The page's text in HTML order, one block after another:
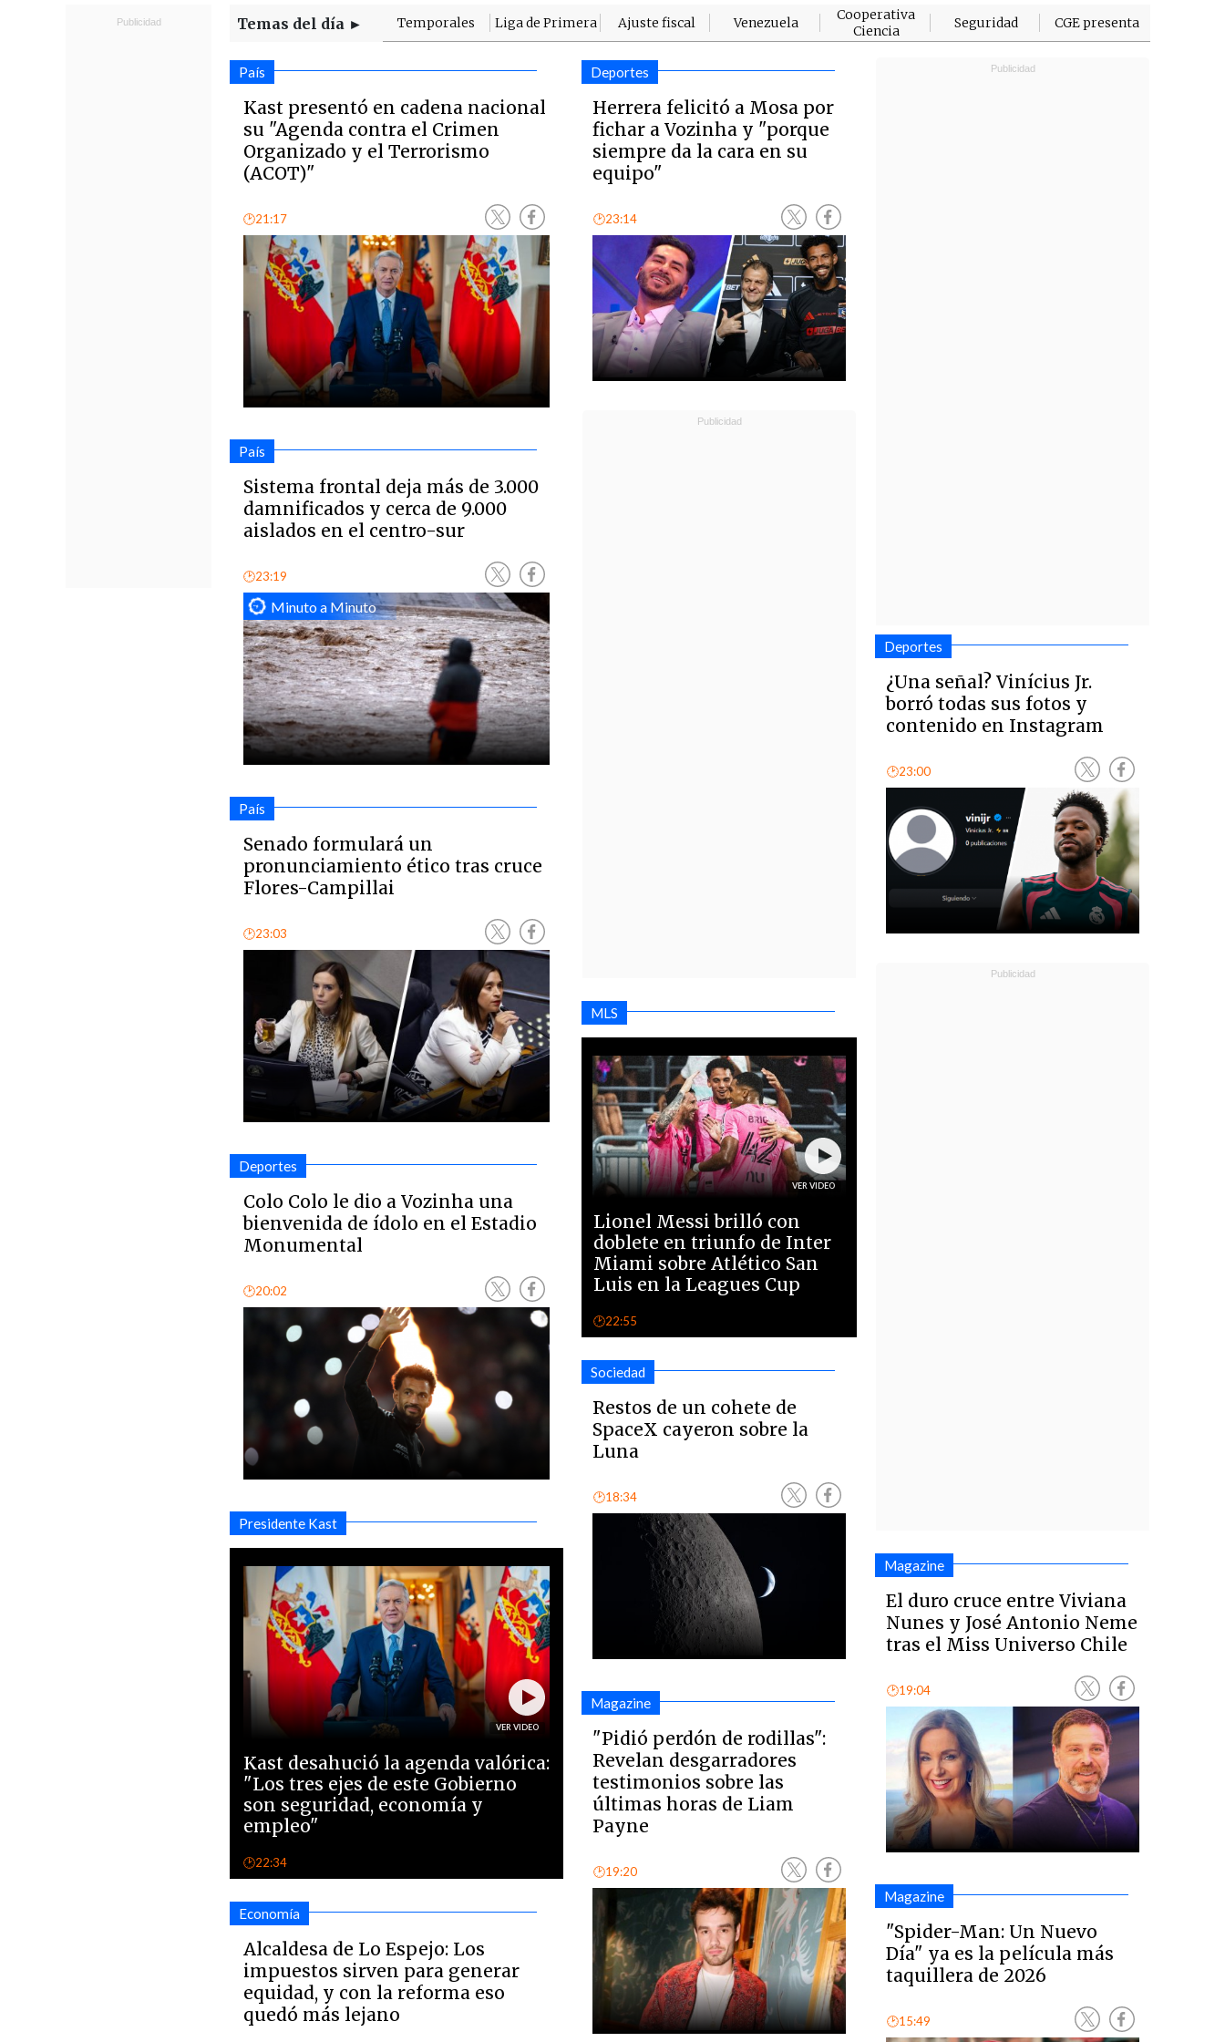
Temas del día ► Temporales Liga de Primera Ajuste fiscal Venezuela
Cooperativa
Ciencia
Seguridad CGE presenta
País
Kast presentó en cadena nacional
su "Agenda contra el Crimen
Organizado y el Terrorismo
(ACOT)"
🕑21:17
País
Sistema frontal deja más de 3.000
damnificados y cerca de 9.000
aislados en el centro-sur
🕑23:19
Minuto a Minuto
País
Senado formulará un
pronunciamiento ético tras cruce
Flores-Campillai
🕑23:03
Deportes
Colo Colo le dio a Vozinha una
bienvenida de ídolo en el Estadio
Monumental
🕑20:02
Presidente Kast
Kast desahució la agenda valórica:
"Los tres ejes de este Gobierno
son seguridad, economía y
empleo"
🕑22:34
Economía
Alcaldesa de Lo Espejo: Los
impuestos sirven para generar
equidad, y con la reforma eso
quedó más lejano
Deportes
Herrera felicitó a Mosa por
fichar a Vozinha y "porque
siempre da la cara en su
equipo"
🕑23:14
MLS
Lionel Messi brilló con
doblete en triunfo de Inter
Miami sobre Atlético San
Luis en la Leagues Cup
🕑22:55
Sociedad
Restos de un cohete de
SpaceX cayeron sobre la
Luna
🕑18:34
Magazine
"Pidió perdón de rodillas":
Revelan desgarradores
testimonios sobre las
últimas horas de Liam
Payne
🕑19:20
Deportes
¿Una señal? Vinícius Jr.
borró todas sus fotos y
contenido en Instagram
🕑23:00
Magazine
El duro cruce entre Viviana
Nunes y José Antonio Neme
tras el Miss Universo Chile
🕑19:04
Magazine
"Spider-Man: Un Nuevo
Día" ya es la película más
taquillera de 2026
🕑15:49